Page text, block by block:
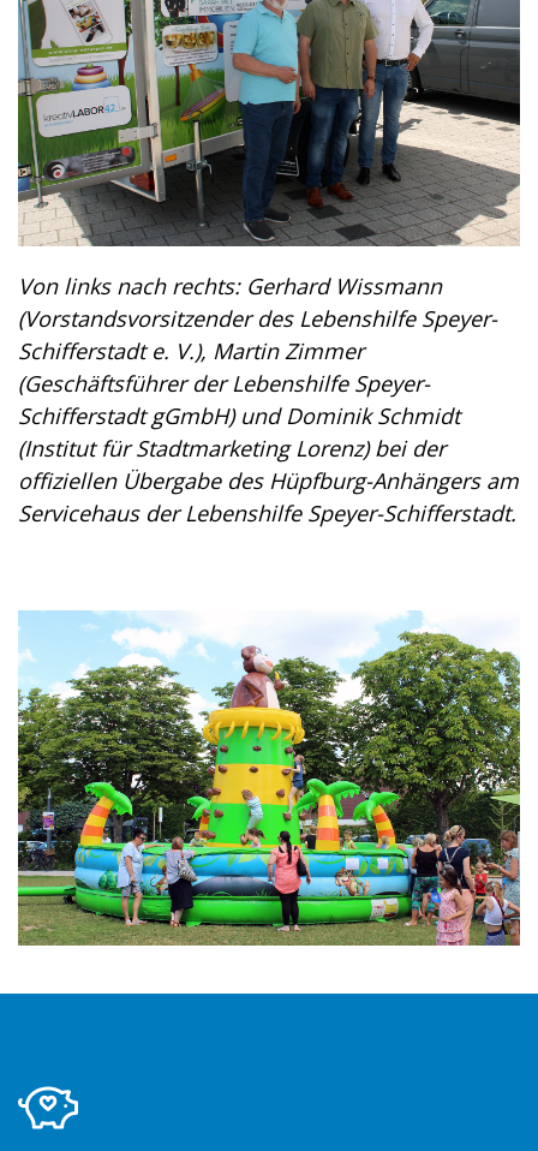
Von links nach rechts: Gerhard Wissmann
(Vorstandsvorsitzender des Lebenshilfe Speyer-
Schifferstadt e. V.), Martin Zimmer
(Geschäftsführer der Lebenshilfe Speyer-
Schifferstadt gGmbH) und Dominik Schmidt
(Institut für Stadtmarketing Lorenz) bei der
offiziellen Übergabe des Hüpfburg-Anhängers am
Servicehaus der Lebenshilfe Speyer-Schifferstadt.